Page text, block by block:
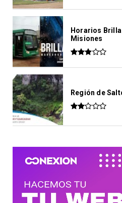
Horarios Brilla
Misiones
Región de